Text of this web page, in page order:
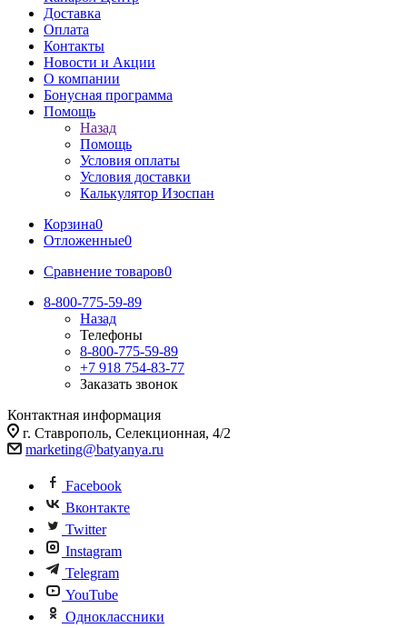
Доставка
Оплата
Контакты
Новости и Акции
О компании
Бонусная программа
Помощь
Назад
Помощь
Условия оплаты
Условия доставки
Калькулятор Изоспан
Корзина0
Отложенные0
Сравнение товаров0
8-800-775-59-89
Назад
Телефоны
8-800-775-59-89
+7 918 754-83-77
Заказать звонок
Контактная информация
г. Ставрополь, Селекционная, 4/2
marketing@batyanya.ru
Facebook
Вконтакте
Twitter
Instagram
Telegram
YouTube
Одноклассники